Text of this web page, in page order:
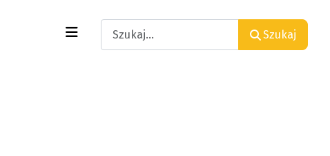
Search
Szukaj